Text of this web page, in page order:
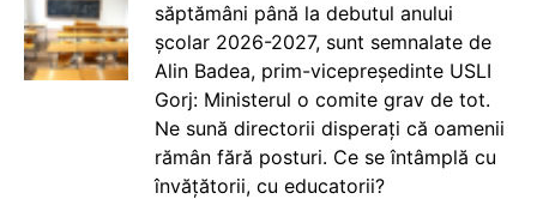
săptămâni până la debutul anului
școlar 2026-2027, sunt semnalate de
Alin Badea, prim-vicepreședinte USLI
Gorj: Ministerul o comite grav de tot.
Ne sună directorii disperați că oamenii
rămân fără posturi. Ce se întâmplă cu
învățătorii, cu educatorii?